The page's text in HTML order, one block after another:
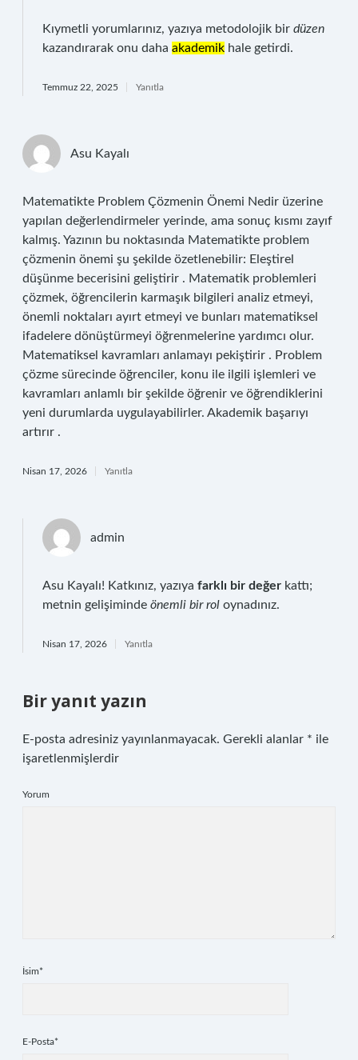
Kıymetli yorumlarınız, yazıya metodolojik bir düzen
kazandırarak onu daha akademik hale getirdi.
Temmuz 22, 2025 Yanıtla
Asu Kayalı
Matematikte Problem Çözmenin Önemi Nedir üzerine
yapılan değerlendirmeler yerinde, ama sonuç kısmı zayıf
kalmış. Yazının bu noktasında Matematikte problem
çözmenin önemi şu şekilde özetlenebilir: Eleştirel
düşünme becerisini geliştirir . Matematik problemleri
çözmek, öğrencilerin karmaşık bilgileri analiz etmeyi,
önemli noktaları ayırt etmeyi ve bunları matematiksel
ifadelere dönüştürmeyi öğrenmelerine yardımcı olur.
Matematiksel kavramları anlamayı pekiştirir . Problem
çözme sürecinde öğrenciler, konu ile ilgili işlemleri ve
kavramları anlamlı bir şekilde öğrenir ve öğrendiklerini
yeni durumlarda uygulayabilirler. Akademik başarıyı
artırır .
Nisan 17, 2026 Yanıtla
admin
Asu Kayalı! Katkınız, yazıya farklı bir değer kattı;
metnin gelişiminde önemli bir rol oynadınız.
Nisan 17, 2026 Yanıtla
Bir yanıt yazın
E-posta adresiniz yayınlanmayacak. Gerekli alanlar * ile
işaretlenmişlerdir
Yorum
İsim*
E-Posta*